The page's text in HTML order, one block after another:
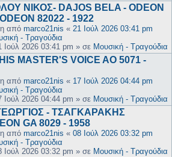
ΝΙΚΟΣ- DAJOS BELA - ODEON
82022 - 1922
από marco21nis « 21 Ιούλ 2026 03:41 pm
- Τραγούδια
Ιούλ 2026 03:41 pm » σε Μουσική - Τραγούδια
MASTER'S VOICE AO 5071 -
από marco21nis « 17 Ιούλ 2026 04:44 pm
- Τραγούδια
Ιούλ 2026 04:44 pm » σε Μουσική - Τραγούδια
- ΤΣΑΓΚΑΡΑΚΗΣ
GA 8029 - 1958
από marco21nis « 08 Ιούλ 2026 03:32 pm
- Τραγούδια
Ιούλ 2026 03:32 pm » σε Μουσική - Τραγούδια